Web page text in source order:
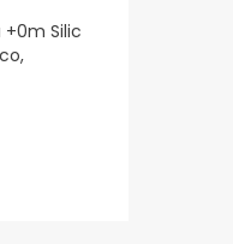
Silic